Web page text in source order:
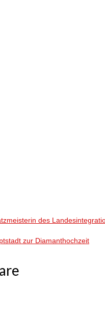
des
zur Diamanthochzeit